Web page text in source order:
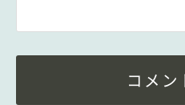
コメン